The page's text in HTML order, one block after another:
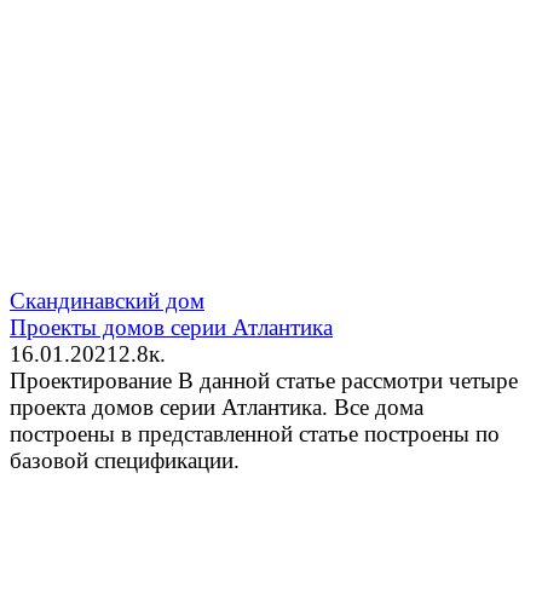
Скандинавский дом
Проекты домов серии Атлантика
16.01.2021 2.8к.
Проектирование В данной статье рассмотри четыре
проекта домов серии Атлантика. Все дома
построены в представленной статье построены по
базовой спецификации.